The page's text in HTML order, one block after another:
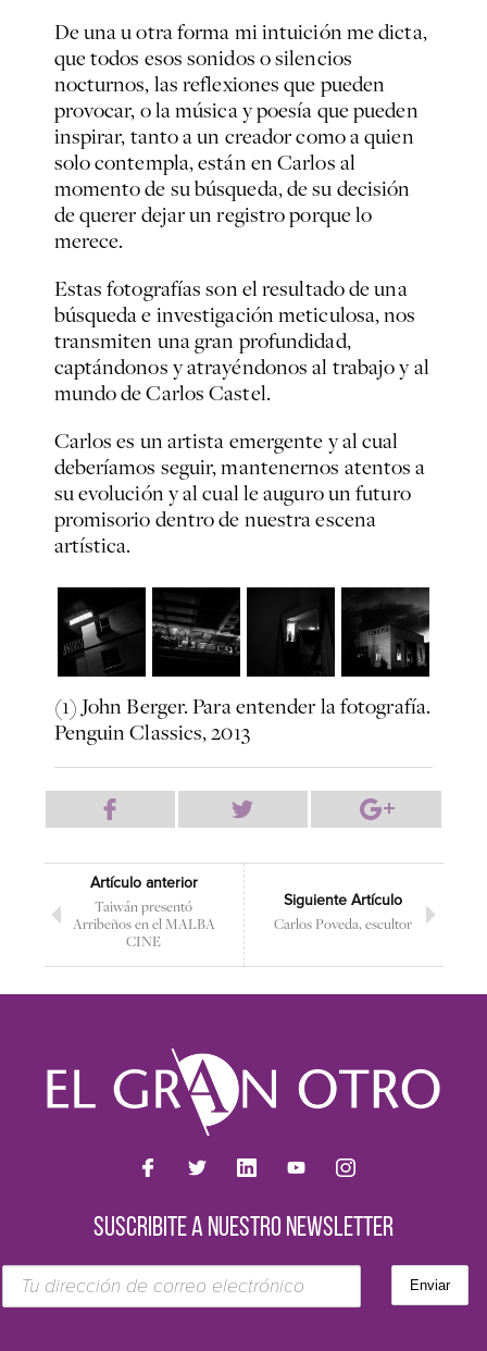
De una u otra forma mi intuición me dicta,
que todos esos sonidos o silencios
nocturnos, las reflexiones que pueden
provocar, o la música y poesía que pueden
inspirar, tanto a un creador como a quien
solo contempla, están en Carlos al
momento de su búsqueda, de su decisión
de querer dejar un registro porque lo
merece.
Estas fotografías son el resultado de una
búsqueda e investigación meticulosa, nos
transmiten una gran profundidad,
captándonos y atrayéndonos al trabajo y al
mundo de Carlos Castel.
Carlos es un artista emergente y al cual
deberíamos seguir, mantenernos atentos a
su evolución y al cual le auguro un futuro
promisorio dentro de nuestra escena
artística.
(1) John Berger. Para entender la fotografía.
Penguin Classics, 2013
Artículo anterior
Taiwán presentó
Arribeños en el MALBA
CINE
Siguiente Artículo
Carlos Poveda, escultor
SUSCRIBITE A NUESTRO NEWSLETTER